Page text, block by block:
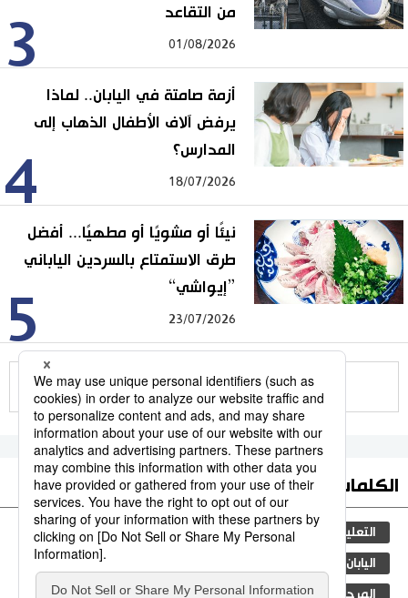
3
من التقاعد
01/08/2026
4
أزمة صامتة في اليابان.. لماذا
يرفض آلاف الأطفال الذهاب إلى
المدارس؟
18/07/2026
5
نيئًا أو مشويًا أو مطهيًا... أفضل
طرق الاستمتاع بالسردين الياباني
”إيواشي“
23/07/2026
للمزيد
الكلمات الأكثر بحثا
التعليم الياباني ثقافة جيجي برس مجتمع
اليابان
المرحلة الابتدائية المطبخ الياباني الحكومة اليابانية